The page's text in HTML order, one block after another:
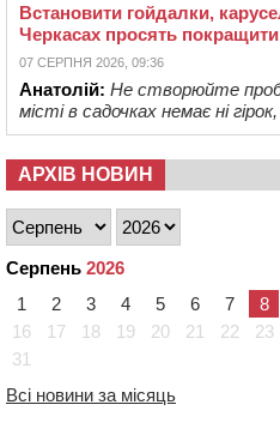
Встановити гойдалки,
Черкасах просять
07 СЕРПНЯ 2026, 09:36
Анатолій: Не створюйте
місті в садочках немає ні
АРХІВ НОВИН
Серпень 2026
1
2 3 4 5 6 7 8
16
17 18 19 20 21 22 23
31
Всі новини за місяць